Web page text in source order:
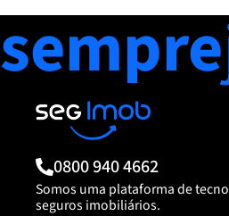
sempre
0800 940 4662
Somos uma plataforma de
seguros imobiliários.